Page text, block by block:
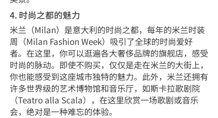
4. 时尚之都的魅力
米兰（Milan）是意大利的时尚之都，每年的米兰时装
周（Milan Fashion Week）吸引了全球的时尚爱好
者。在这里，你可以逛遍各大奢侈品牌的旗舰店，感受
时尚的脉动。即使不购买，仅仅是走在米兰的大街上，
你也能感受到这座城市独特的魅力。此外，米兰还拥有
许多世界级的艺术博物馆和音乐厅，如斯卡拉歌剧院
（Teatro alla Scala），在这里欣赏一场歌剧或音乐
会，绝对是一种难忘的体验。